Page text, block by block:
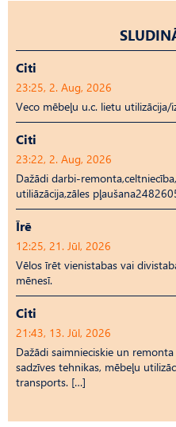
Citi
23:25, 2. Aug, 2026
Veco mēbeļu u.c. lietu
Citi
23:22, 2. Aug, 2026
Dažādi darbi-
utiliāzācija,zāles
Īrē
12:25, 21. Jūl, 2026
Vēlos īrēt vienistabas vai
mēnesī.
Citi
21:43, 13. Jūl, 2026
Dažādi saimnieciskie un
sadzīves tehnikas, mēbeļu
transports. […]